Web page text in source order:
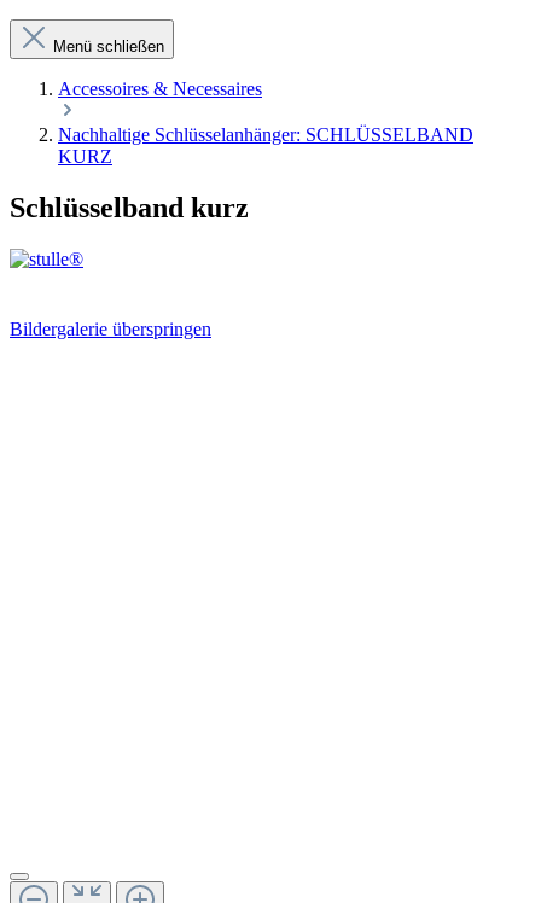
Menü schließen
Accessoires & Necessaires
Nachhaltige Schlüsselanhänger: SCHLÜSSELBAND
KURZ
Schlüsselband kurz
Bildergalerie überspringen